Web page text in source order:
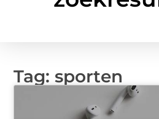
Tag: sporten